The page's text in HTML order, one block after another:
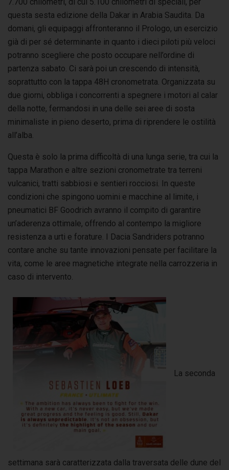
questa sesta edizione della Dakar in Arabia Saudita. Da
domani, gli equipaggi affronteranno il Prologo, un esercizio
già di per sé determinante in quanto i dieci piloti più veloci
potranno scegliere che posto occupare nell’ordine di
partenza sabato. Ci sarà poi un crescendo di intensità,
soprattutto con la tappa 48H cronometrata. Organizzata su
due giorni, obbliga i concorrenti a spegnere i motori al calar
della notte, fermandosi in una delle sei aree di sosta
minimaliste in pieno deserto, prima di riprendere le ostilità
all’alba.
Questa è solo la prima difficoltà di una lunga serie, tra cui la
tappa Marathon e altre sezioni cronometrate tra terreni
vulcanici, tratti sabbiosi e sentieri rocciosi. In queste
condizioni che spingono uomini e macchine al limite, i
pneumatici BF Goodrich avranno il compito di garantire
un’aderenza ottimale, offrendo al contempo la migliore
resistenza a urti e forature. I Dacia Sandriders potranno
contare anche su tante innovazioni pensate per facilitare la
vita, come le aree magnetiche integrate nella carrozzeria in
caso di intervento.
La seconda
settimana sarà caratterizzata dalla traversata delle dune del